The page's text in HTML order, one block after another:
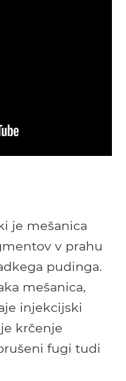
je mešanica
v prahu
pudinga.
mešanica,
injekcijski
krčenje
fugi tudi